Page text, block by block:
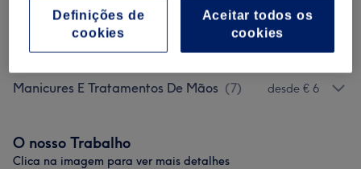
Pedicures E Tratamentos De Pés (5) desde € 7
Unhas De Gel, Acrílicas E Porcelana (1)
Manicures E Tratamentos De Mãos (7) desde € 6
O nosso Trabalho
Clica na imagem para ver mais detalhes
Aceitar todos os
cookies
Definições de
cookies